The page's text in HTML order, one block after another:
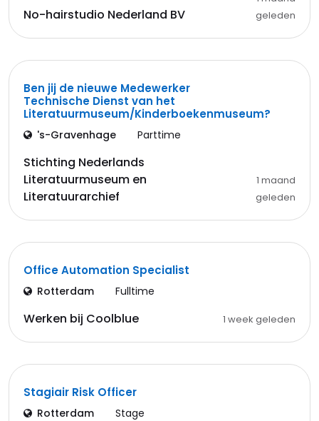
No-hairstudio Nederland BV
geleden
Ben jij de nieuwe Medewerker
Technische Dienst van het
Literatuurmuseum/Kinderboekenmuseum?
's-Gravenhage Parttime
Stichting Nederlands
Literatuurmuseum en
Literatuurarchief
1 maand
geleden
Office Automation Specialist
Rotterdam Fulltime
Werken bij Coolblue 1 week geleden
Stagiair Risk Officer
Rotterdam Stage